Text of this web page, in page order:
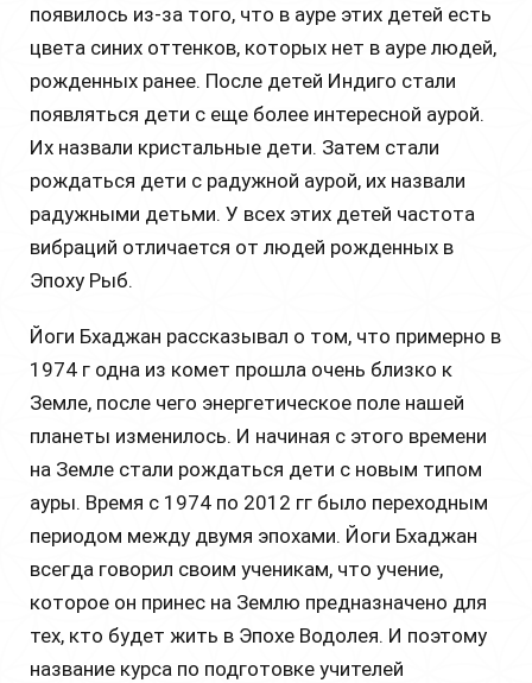
появилось из-за того, что в ауре этих детей есть
цвета синих оттенков, которых нет в ауре людей,
рожденных ранее. После детей Индиго стали
появляться дети с еще более интересной аурой.
Их назвали кристальные дети. Затем стали
рождаться дети с радужной аурой, их назвали
радужными детьми. У всех этих детей частота
вибраций отличается от людей рожденных в
Эпоху Рыб.
Йоги Бхаджан рассказывал о том, что примерно в
1974 г одна из комет прошла очень близко к
Земле, после чего энергетическое поле нашей
планеты изменилось. И начиная с этого времени
на Земле стали рождаться дети с новым типом
ауры. Время с 1974 по 2012 гг было переходным
периодом между двумя эпохами. Йоги Бхаджан
всегда говорил своим ученикам, что учение,
которое он принес на Землю предназначено для
тех, кто будет жить в Эпохе Водолея. И поэтому
название курса по подготовке учителей